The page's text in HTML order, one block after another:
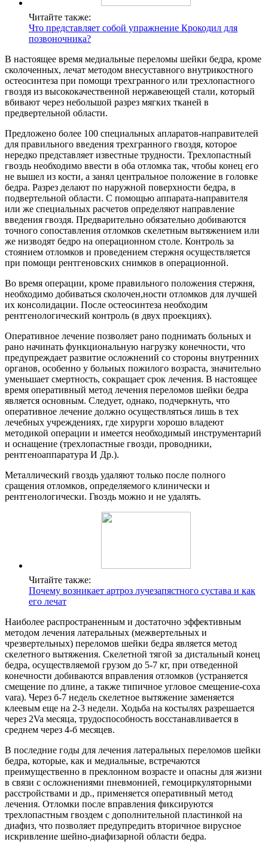
Читайте также:
Что представляет собой упражнение Крокодил для
позвоночника?
В настоящее время медиальные переломы шейки бедра, кроме
сколоченных, лечат методом внесуставного внутрикостного
остеосинтеза при помощи трехгранного или трехлопастного
гвоздя из высококачественной нержавеющей стали, который
вбивают через небольшой разрез мягких тканей в
предвертельной области.
Предложено более 100 специальных апларатов-направителей
для правильного введения трехгранного гвоздя, которое
нередко представляет известные трудности. Трехлопастный
гвоздь необходимо ввести в оба отломка так, чтобы конец его
не вышел из кости, а занял центральное положение в головке
бедра. Разрез делают по наружной поверхности бедра, в
подвертельной области. С помощью аппарата-направителя
или же специальных расчетов определяют направление
введения гвоздя. Предварительно обязательно добиваются
точного сопоставления отломков скелетным вытяжением или
же низводят бедро на операционном столе. Контроль за
стоянием отломков и проведением стержня осуществляется
при помощи рентгеновских снимков в операционной.
Во время операции, кроме правильного положения стержня,
необходимо добиваться сколочен,ности отломков для лучшей
их консолидации. После остеосинтеза необходим
рентгенологический контроль (в двух проекциях).
Оперативное лечение позволяет рано поднимать больных и
рано начинать функциональную нагрузку конечности, что
предупреждает развитие осложнений со стороны внутренних
органов, особенно у больных пожилого возраста, значительно
уменьшает смертность, сокращает срок лечения. В настоящее
время оперативный метод лечения переломов шейки бедра
является основным. Следует, однако, подчеркнуть, что
оперативное лечение должно осуществляться лишь в тех
лечебных учреждениях, где хирурги хорошо владеют
методикой операции и имеется необходимый инструментарий
и оснащение (трехлопастные гвозди, проводники,
рентгеноаппаратура И Др.).
Металлический гвоздь удаляют только после полного
сращения отломков, определяемого клинически и
рентгенологически. Гвоздь можно и не удалять.
Читайте также:
Почему возникает артроз лучезапястного сустава и как
его лечат
Наиболее распространенным и достаточно эффективным
методом лечения латеральных (межвертельных и
чрезвертельных) переломов шейки бедра является метод
скелетного вытяжения. Скелетной тягой за дистальный конец
бедра, осуществляемой грузом до 5-7 кг, при отведенной
конечности добиваются вправления отломков (устраняется
смещение по длине, а также типичное угловое смещение-соха
vara). Через б-7 недель скелетное вытяжение заменяется
клеевым еще на 2-3 недели. Ходьба на костылях разрешается
через 2Va месяца, трудоспособность восстанавливается в
среднем через 4-б месяцев.
В последние годы для лечения латеральных переломов шейки
бедра, которые, как и медиальные, встречаются
преимущественно в преклонном возрасте и опасны для жизни
в связи с осложнениями пневмонией, гемоциркуляторными
расстройствами и др., применяется оперативный метод
лечения. Отломки после вправления фиксируются
трехлопастным гвоздем с дополнительной пластинкой на
диафиз, что позволяет предупредить вторичное вирусное
искривление шейно-диафизарной области бедра.